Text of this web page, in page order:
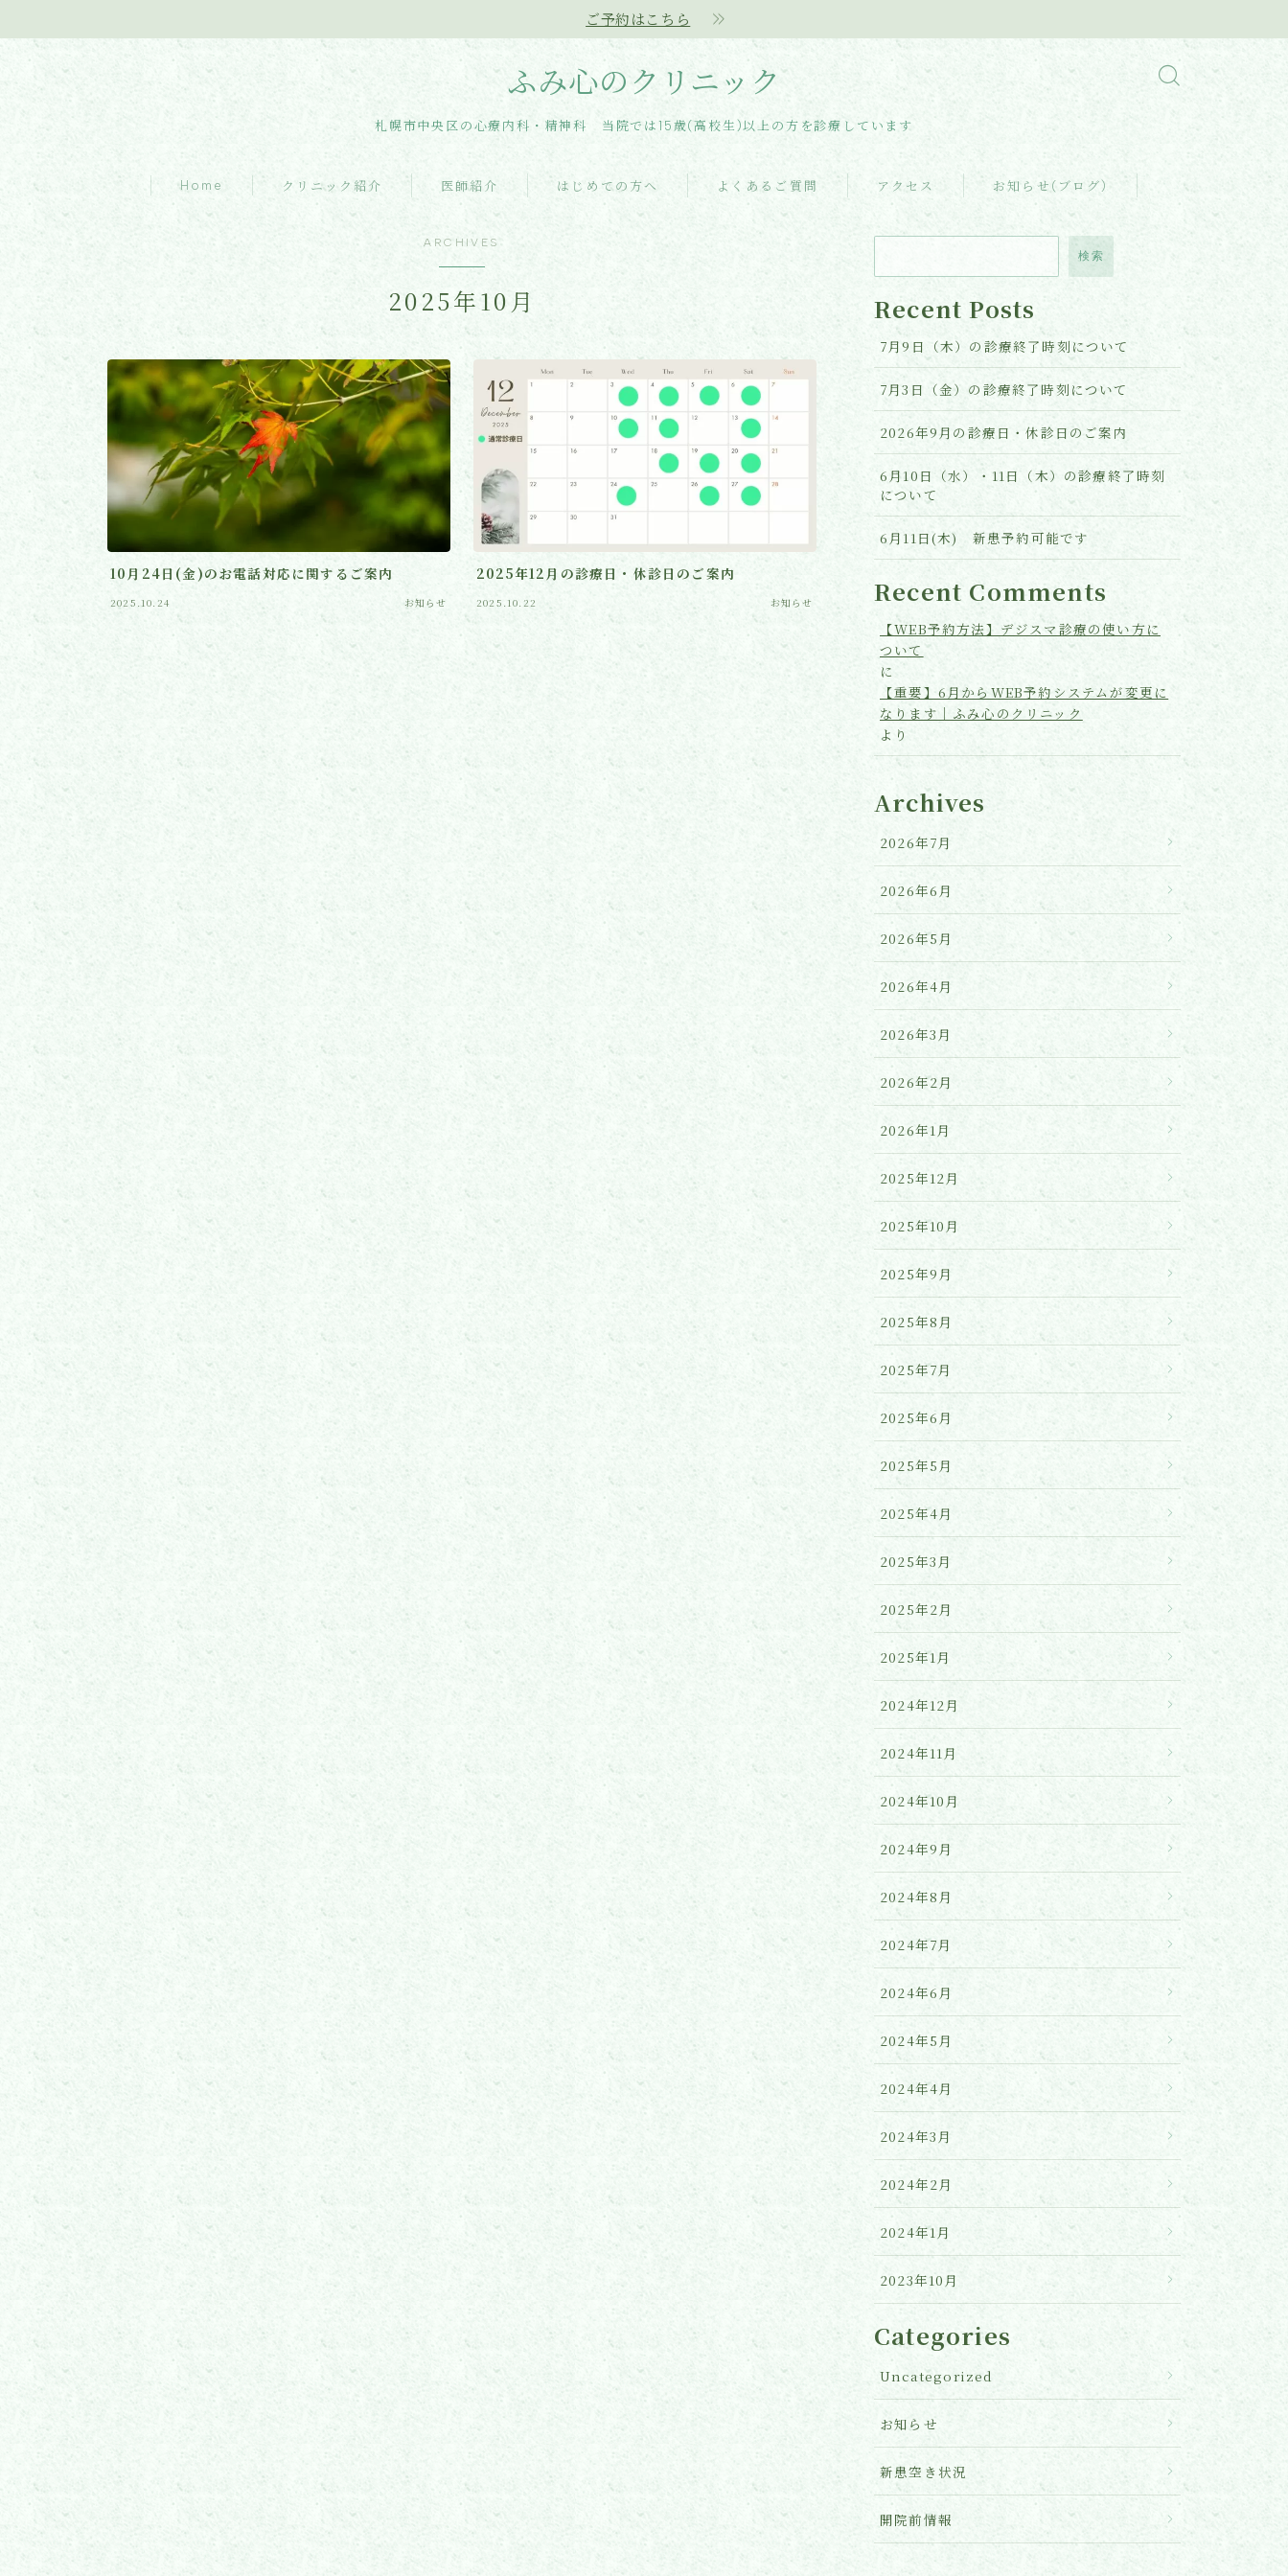
ご予約はこちら
ふみ心のクリニック
札幌市中央区の心療内科・精神科 当院では15歳(高校生)以上の方を診療しています
Home クリニック紹介
クリニック紹介
医師紹介 はじめての方へ よくあるご質問 アクセス お知らせ(ブログ)
ARCHIVES
2025年10月
10月24日(金)のお電話対応に関するご案内
2025.10.24 お知らせ
2025年12月の診療日・休診日のご案内
2025.10.22 お知らせ
検索
Recent Posts
7月9日（木）の診療終了時刻について
7月3日（金）の診療終了時刻について
2026年9月の診療日・休診日のご案内
6月10日（水）・11日（木）の診療終了時刻
について
6月11日(木) 新患予約可能です
Recent Comments
【WEB予約方法】デジスマ診療の使い方に
ついて
に
【重要】6月からWEB予約システムが変更に
なります｜ふみ心のクリニック
より
Archives
2026年7月
2026年6月
2026年5月
2026年4月
2026年3月
2026年2月
2026年1月
2025年12月
2025年10月
2025年9月
2025年8月
2025年7月
2025年6月
2025年5月
2025年4月
2025年3月
2025年2月
2025年1月
2024年12月
2024年11月
2024年10月
2024年9月
2024年8月
2024年7月
2024年6月
2024年5月
2024年4月
2024年3月
2024年2月
2024年1月
2023年10月
Categories
Uncategorized
お知らせ
新患空き状況
開院前情報